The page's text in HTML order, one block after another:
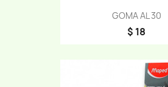
GOMA AL 30
$ 18